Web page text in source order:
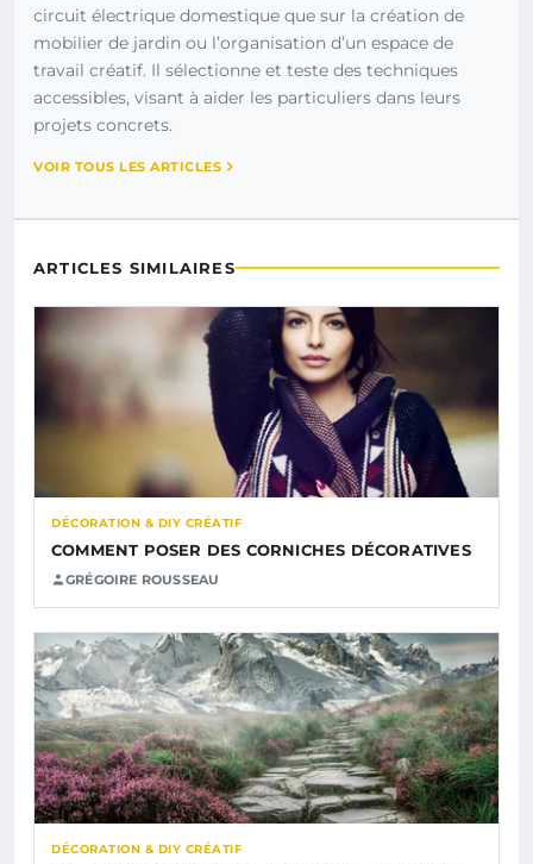
circuit électrique domestique que sur la création de
mobilier de jardin ou l’organisation d’un espace de
travail créatif. Il sélectionne et teste des techniques
accessibles, visant à aider les particuliers dans leurs
projets concrets.
VOIR TOUS LES ARTICLES
ARTICLES SIMILAIRES
DÉCORATION & DIY CRÉATIF
COMMENT POSER DES CORNICHES DÉCORATIVES
GRÉGOIRE ROUSSEAU
DÉCORATION & DIY CRÉATIF